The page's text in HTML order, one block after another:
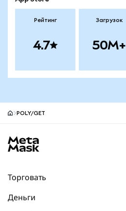
Рейтинг
4.7
Загрузок
50M+
POLY/GET
Торговать
Деньги